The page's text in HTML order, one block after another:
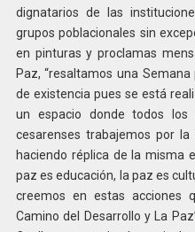
dignatarios de las
grupos poblacionales sin
en pinturas y proclamas
Paz, “resaltamos una
de existencia pues se está
un espacio donde todos los
cesarenses trabajemos por
haciendo réplica de la misma
paz es educación, la paz es
creemos en estas acciones
Camino del Desarrollo y La